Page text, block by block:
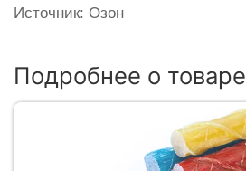
Источник: Озон
Подробнее о товаре